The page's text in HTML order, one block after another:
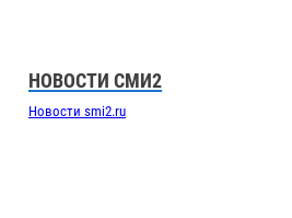
НОВОСТИ СМИ2
Новости smi2.ru